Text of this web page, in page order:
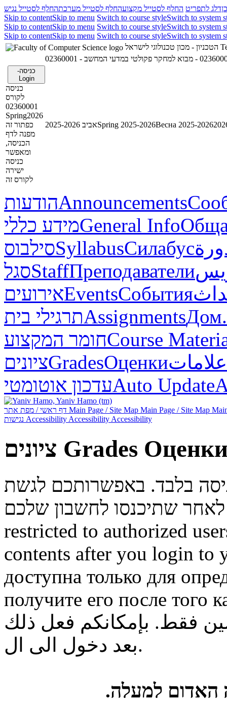
דלג לתפריט החלף לסטייל מקצועהחלף לסטייל מערכתהחלף לסטייל נגיש
Skip to contentSkip to menu Switch to course styleSwitch to system
Skip to contentSkip to menu Switch to course styleSwitch to system
Skip to contentSkip to menu Switch to course styleSwitch to system
- מבוא למחקר פקולטי במדעי המחשב
כניסה-
Login
כניסה
לקורס
02360001
Spring2026
כפתור זה
מפנה לדף
הכניסה,
ומאפשר
כניסה
ישירה
לקורס זה
אביב 2025-2026Spring 2025-2026Весна 2025-2026
הודעותAnnouncements
מידע כלליGeneral Info
סילבוסSyllabusСилабус
סגלStaffПреподаватели
אירועיםEventsСобытия
תרגילי ביתAssignmentsДом.
חומר המקצועCourse
ציוניםGradesОценкиعلامات
עדכון אוטומטיAuto Update
Main Page / Site Map Main Page / Site Map
Accessibility Accessibility Accessibility
ציונים Grades
בלבד. באפשרותכם לגשת
restricted to authorized
contents after you login to
доступна только для
получите его после того
فقط. بإمكانكم فعل ذلك
بعد دخول الى ال.
האדום למעלה.